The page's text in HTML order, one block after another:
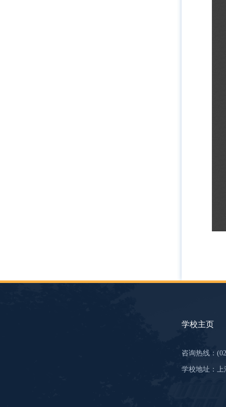
学校主页
咨询热线：
学校地址：上